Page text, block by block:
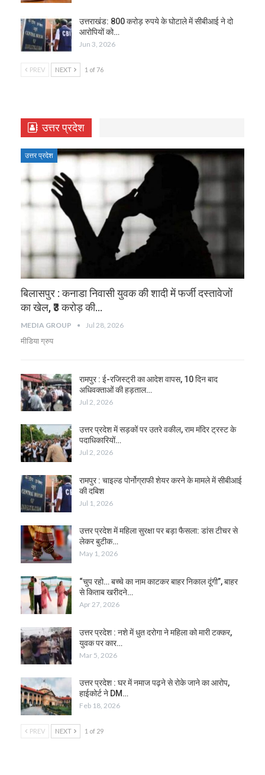
उत्तराखंड: 800 करोड़ रुपये के घोटाले में सीबीआई ने दो
आरोपियों को…
Jun 3, 2026
PREV NEXT 1 of 76
उत्तर प्रदेश
उत्तर प्रदेश
बिलासपुर : कनाडा निवासी युवक की शादी में फर्जी दस्तावेजों
का खेल, ₹3 करोड़ की…
MEDIA GROUP Jul 28, 2026
मीडिया ग्रुप
रामपुर : ई-रजिस्ट्री का आदेश वापस, 10 दिन बाद
अधिवक्ताओं की हड़ताल…
Jul 2, 2026
उत्तर प्रदेश में सड़कों पर उतरे वकील, राम मंदिर ट्रस्ट के
पदाधिकारियों…
Jul 2, 2026
रामपुर : चाइल्ड पोर्नोग्राफी शेयर करने के मामले में सीबीआई
की दबिश
Jul 1, 2026
उत्तर प्रदेश में महिला सुरक्षा पर बड़ा फैसला: डांस टीचर से
लेकर बुटीक…
May 1, 2026
“चुप रहो… बच्चे का नाम काटकर बाहर निकाल दूंगी”, बाहर
से किताब खरीदने…
Apr 27, 2026
उत्तर प्रदेश : नशे में धुत दरोगा ने महिला को मारी टक्कर,
युवक पर कार…
Mar 5, 2026
उत्तर प्रदेश : घर में नमाज पढ़ने से रोके जाने का आरोप,
हाईकोर्ट ने DM…
Feb 18, 2026
PREV NEXT 1 of 29